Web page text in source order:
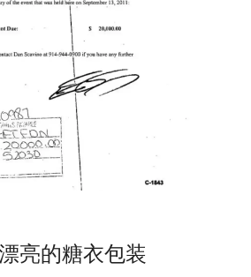
亮的糖衣包装